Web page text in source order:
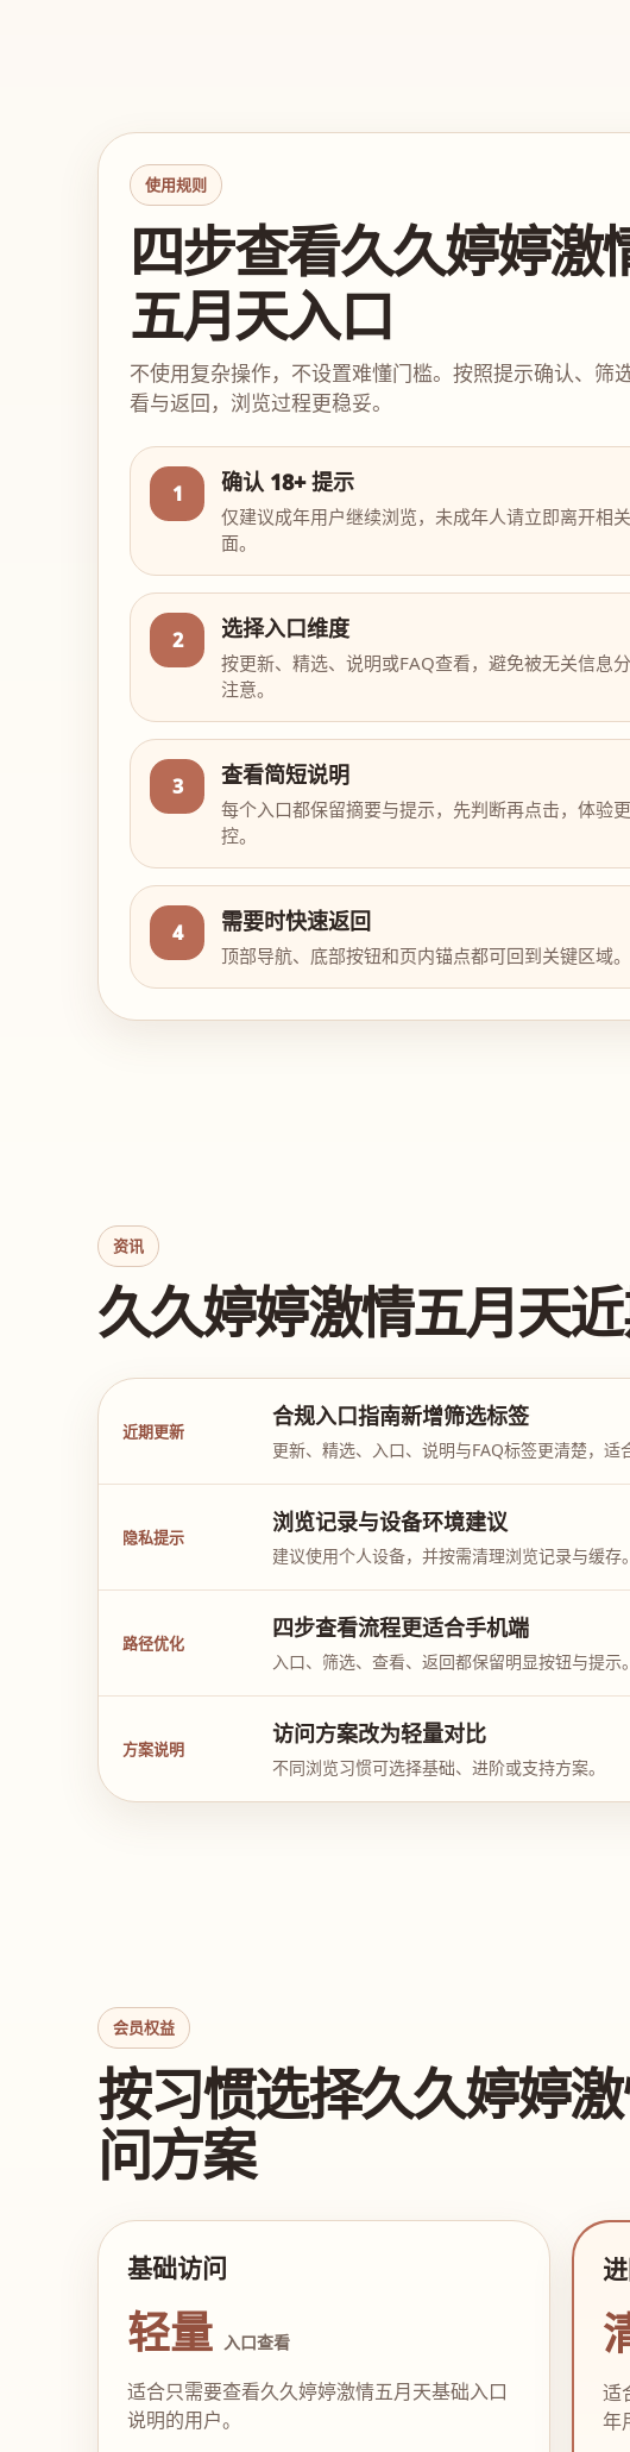
使用规则
四步查看久久婷婷激
五月天入口
不使用复杂操作，不设置难懂门槛。按照提示确认、筛
看与返回，浏览过程更稳妥。
1 确认 18+ 提示
仅建议成年用户继续浏览，未成年人请立即离开相
面。
2 选择入口维度
按更新、精选、说明或FAQ查看，避免被无关信息
注意。
3 查看简短说明
每个入口都保留摘要与提示，先判断再点击，体验
控。
4 需要时快速返回
顶部导航、底部按钮和页内锚点都可回到关键区域。
资讯
久久婷婷激情五月天
近期更新
合规入口指南新增筛选标签
更新、精选、入口、说明与FAQ标签更清楚，适
隐私提示
浏览记录与设备环境建议
建议使用个人设备，并按需清理浏览记录与缓存。
路径优化
四步查看流程更适合手机端
入口、筛选、查看、返回都保留明显按钮与提示。
方案说明
访问方案改为轻量对比
不同浏览习惯可选择基础、进阶或支持方案。
会员权益
按习惯选择久久婷婷
问方案
基础访问
轻量 入口查看
适合只需要查看久久婷婷激情五月天基础入口
说明的用户。
适
年